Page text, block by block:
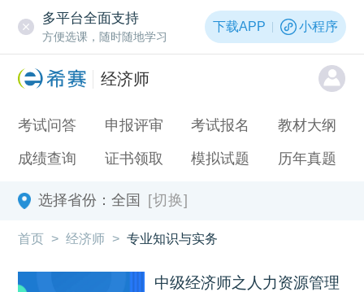
多平台全面支持
方便选课，随时随地学习
下载APP 小程序
经济师
考试问答 申报评审 考试报名 教材大纲
成绩查询 证书领取 模拟试题 历年真题
选择省份： 全国 [切换]
首页 > 经济师 > 专业知识与实务
中级经济师之人力资源管理